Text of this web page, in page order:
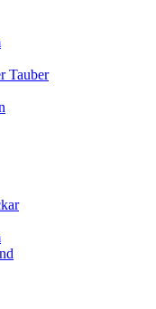
Tauber